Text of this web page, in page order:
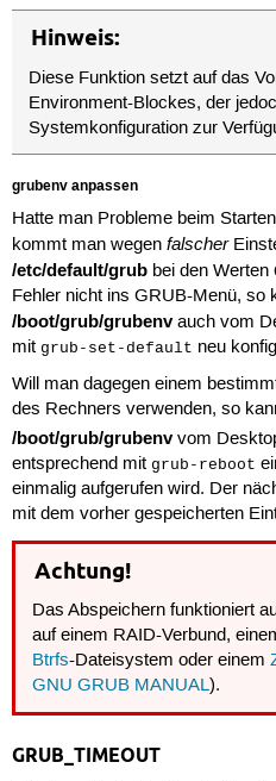
Hinweis:
Diese Funktion setzt auf das
Environment-Blockes, der
Systemkonfiguration zur
grubenv anpassen
Hatte man Probleme beim
kommt man wegen falscher
/etc/default/grubbei den Werten
Fehler nicht ins GRUB-Menü, so
/boot/grub/grubenvauch vom
mit grub-set-default neu
Will man dagegen einem
des Rechners verwenden, so
/boot/grub/grubenvvom
entsprechend mit grub-reboot
einmalig aufgerufen wird. Der
mit dem vorher gespeicherten
Achtung!
Das Abspeichern funktioniert
auf einem RAID-Verbund,
Btrfs-Dateisystem oder einem
GNU GRUB MANUAL).
GRUB_TIMEOUT